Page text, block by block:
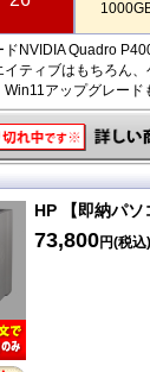
NVIDIA Quadro
ティブはもちろん
アップグレード
HP 【即納パ
73,800円(税込)